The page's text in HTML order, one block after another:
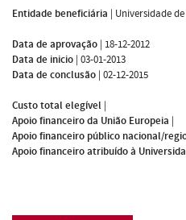
Entidade beneficiária | Universidade
Data de aprovação | 18-12-2012
Data de inicio | 03-01-2013
Data de conclusão | 02-12-2015
Custo total elegível |
Apoio financeiro da União Europeia |
Apoio financeiro público nacional/
Apoio financeiro atribuído à